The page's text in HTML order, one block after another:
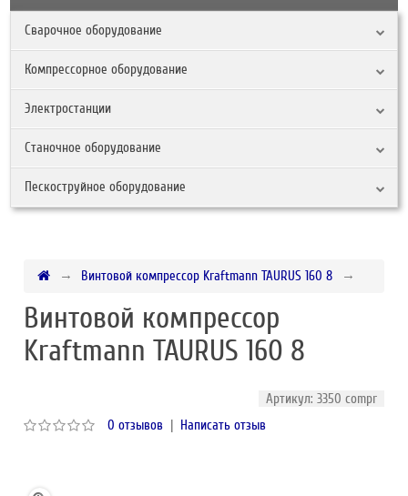
Сварочное оборудование
Компрессорное оборудование
Электростанции
Станочное оборудование
Пескоструйное оборудование
Винтовой компрессор Kraftmann TAURUS 160 8
Винтовой компрессор
Kraftmann TAURUS 160 8
Артикул: 3350 compr
0 отзывов | Написать отзыв